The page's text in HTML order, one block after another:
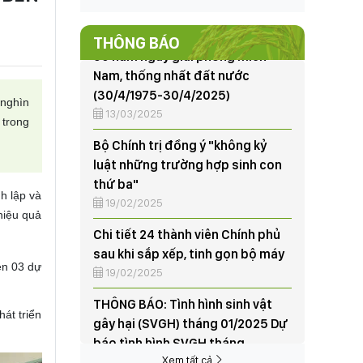
lập và
quả
03 dự
triển
THÔNG BÁO
Nam, thống nhất đất nước
(30/4/1975-30/4/2025)
13/03/2025
Bộ Chính trị đồng ý "không kỷ
luật những trường hợp sinh con
thứ ba"
19/02/2025
Chi tiết 24 thành viên Chính phủ
sau khi sắp xếp, tinh gọn bộ máy
19/02/2025
THÔNG BÁO: Tình hình sinh vật
gây hại (SVGH) tháng 01/2025 Dự
báo tình hình SVGH tháng
02/2025
07/02/2025
95 năm thành lập và những dấu
Xem tất cả